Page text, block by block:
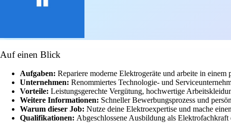
Auf einen Blick
Aufgaben: Repariere moderne Elektrogeräte und arbeite in einem
Unternehmen: Renommiertes Technologie- und
Vorteile: Leistungsgerechte Vergütung, hochwertige
Weitere Informationen: Schneller Bewerbungsprozess und
Warum dieser Job: Nutze deine Elektroexpertise und mache
Qualifikationen: Abgeschlossene Ausbildung als